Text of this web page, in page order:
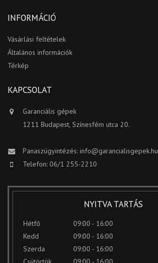
INFORMÁCIÓ
Vásárlási feltételek
Általános információk
Térkép
KAPCSOLAT
Garanciális gépek
1211 Budapest, Színesfém utca 20.
Panaszügyintézés: info@garancialisgepek.hu
Telefon: 06/1 255-2210
NYITVA TARTÁS
Hétfő
09:00 - 16:00
Kedd
09:00 - 16:00
Szerda
09:00 - 16:00